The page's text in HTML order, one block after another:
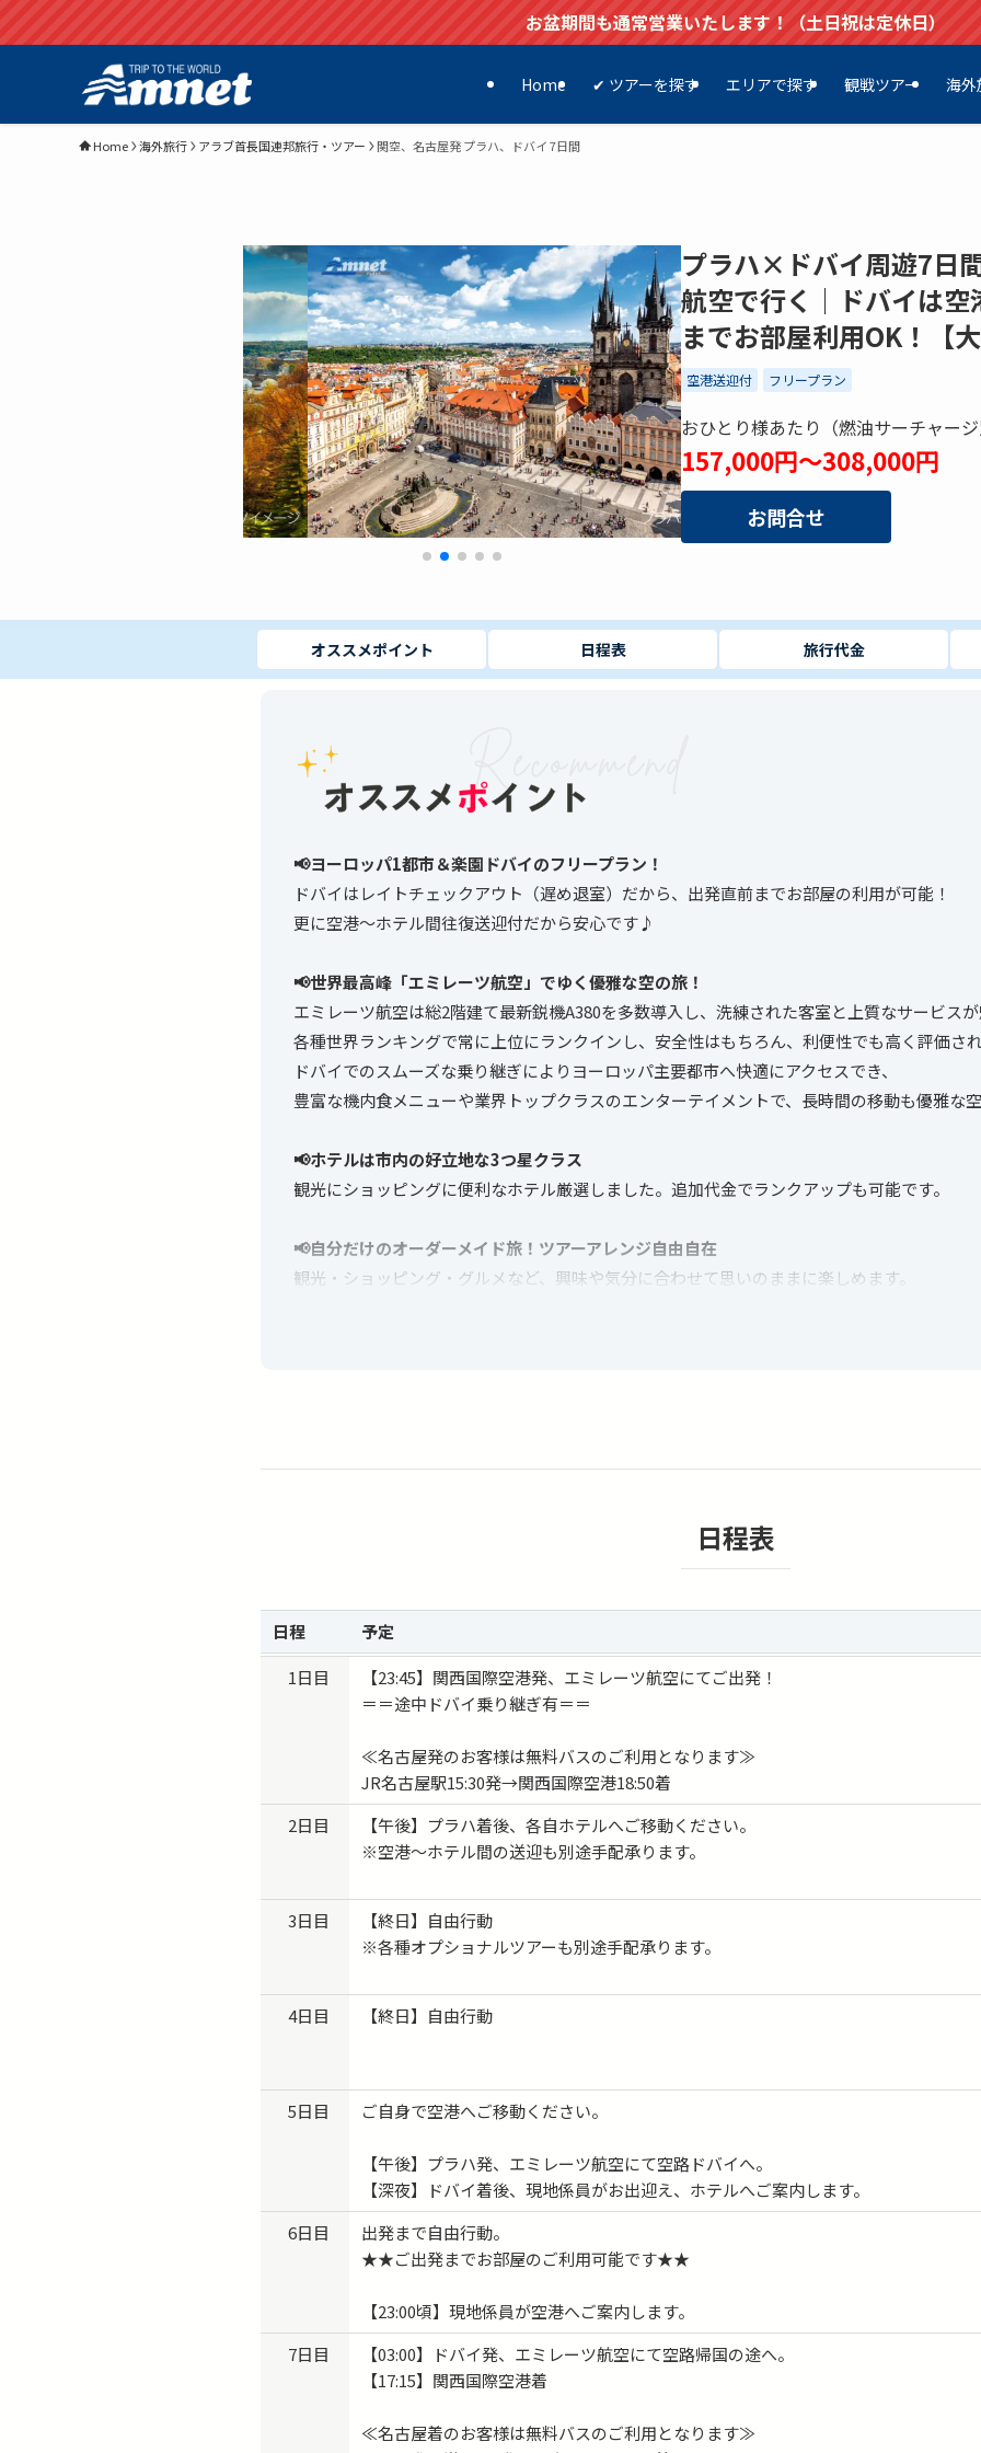
お盆期間も通常営業いたします！（土日祝は定休日）
Home ✔ ツアーを探す エリアで探す 観戦ツアー 海外
Home 海外旅行 アラブ首長国連邦旅行・ツアー 関空、名古屋発 プラハ、ドバイ 7日間
プラハ×ドバイ周遊7日
航空で行く｜ドバイは
までお部屋利用OK！【
空港送迎付 フリープラン
おひとり様あたり（燃油サーチャー
157,000円～308,000円
お問合せ
オススメポイント 日程表 旅行代金
📢ヨーロッパ1都市＆楽園ドバイのフリープラン！
ドバイはレイトチェックアウト（遅め退室）だから、出発直前までお部屋の利用が可能！
更に空港〜ホテル間往復送迎付だから安心です♪
📢世界最高峰「エミレーツ航空」でゆく優雅な空の旅！
エミレーツ航空は総2階建て最新鋭機A380を多数導入し、洗練された客室と上質なサービス
各種世界ランキングで常に上位にランクインし、安全性はもちろん、利便性でも高く評価さ
ドバイでのスムーズな乗り継ぎによりヨーロッパ主要都市へ快適にアクセスでき、
豊富な機内食メニューや業界トップクラスのエンターテイメントで、長時間の移動も優雅な
📢ホテルは市内の好立地な3つ星クラス
観光にショッピングに便利なホテル厳選しました。追加代金でランクアップも可能です。
📢自分だけのオーダーメイド旅！ツアーアレンジ自由自在
観光・ショッピング・グルメなど、興味や気分に合わせて思いのままに楽しめます。
日程表
日程
予定
1日目
【23:45】関西国際空港発、エミレーツ航空にてご出発！
＝＝途中ドバイ乗り継ぎ有＝＝
≪名古屋発のお客様は無料バスのご利用となります≫
JR名古屋駅15:30発→関西国際空港18:50着
2日目
【午後】プラハ着後、各自ホテルへご移動ください。
※空港〜ホテル間の送迎も別途手配承ります。
3日目
【終日】自由行動
※各種オプショナルツアーも別途手配承ります。
4日目 【終日】自由行動
5日目 ご自身で空港へご移動ください。
【午後】プラハ発、エミレーツ航空にて空路ドバイへ。
【深夜】ドバイ着後、現地係員がお出迎え、ホテルへご案内します。
6日目
出発まで自由行動。
★★ご出発までお部屋のご利用可能です★★
【23:00頃】現地係員が空港へご案内します。
7日目
【03:00】ドバイ発、エミレーツ航空にて空路帰国の途へ。
【17:15】関西国際空港着
≪名古屋着のお客様は無料バスのご利用となります≫